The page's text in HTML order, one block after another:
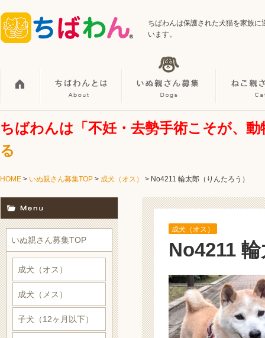
ちばわんは保護された犬猫を家族
います。
ちばわんは「不妊・去勢手術こそが、
る
HOME > いぬ親さん募集TOP > 成犬（オス） > No4211 輪太郎（りんたろう）
成犬（オス）
No4211
いぬ親さん募集TOP
成犬（オス）
成犬（メス）
子犬（12ヶ月以下）